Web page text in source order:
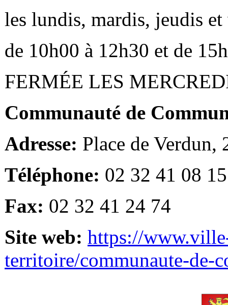
les lundis, mardis, jeudis et
de 10h00 à 12h30 et de
FERMÉE LES
Communauté de
Adresse: Place de Verdun,
Téléphone: 02 32 41 08 15
Fax: 02 32 41 24 74
Site web: https://
territoire/communaute-de-